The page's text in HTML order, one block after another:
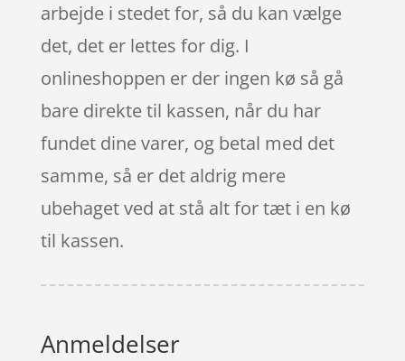
arbejde i stedet for, så du kan vælge
det, det er lettes for dig. I
onlineshoppen er der ingen kø så gå
bare direkte til kassen, når du har
fundet dine varer, og betal med det
samme, så er det aldrig mere
ubehaget ved at stå alt for tæt i en kø
til kassen.
Anmeldelser